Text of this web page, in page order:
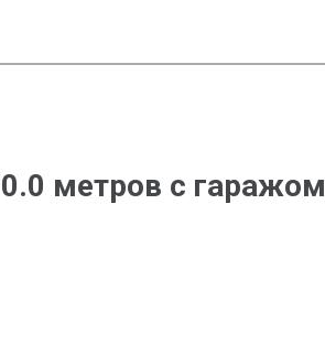
метров с гаражом